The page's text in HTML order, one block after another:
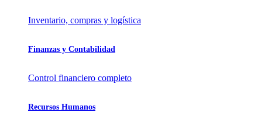
Inventario, compras y logística
Finanzas y Contabilidad
Control financiero completo
Recursos Humanos